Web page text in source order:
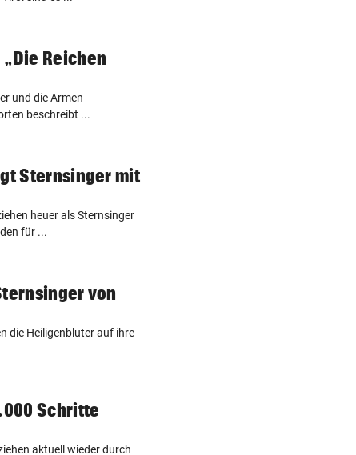
Reichen
und die Armen
beschreibt ...
Sternsinger mit
heuer als Sternsinger
für ...
von
die Heiligenbluter auf ihre
Schritte
aktuell wieder durch